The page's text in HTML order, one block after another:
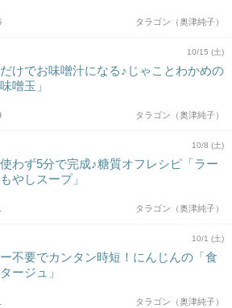
タラゴン（奥津純子）
10/15 (土)
けでお味噌汁になる♪じゃことわかめの
噌玉」
タラゴン（奥津純子）
10/8 (土)
わず5分で完成♪糖質オフレシピ「ラー
やしスープ」
タラゴン（奥津純子）
10/1 (土)
不要でカンタン時短！にんじんの「食
ージュ」
タラゴン（奥津純子）